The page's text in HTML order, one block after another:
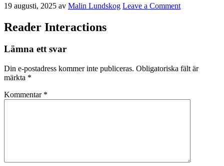
19 augusti, 2025 av Malin Lundskog Leave a Comment
Reader Interactions
Lämna ett svar
Din e-postadress kommer inte publiceras. Obligatoriska fält är
märkta *
Kommentar *